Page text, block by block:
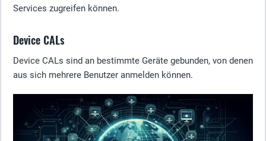
Services zugreifen können.
Device CALs
Device CALs sind an bestimmte Geräte gebunden, von denen
aus sich mehrere Benutzer anmelden können.